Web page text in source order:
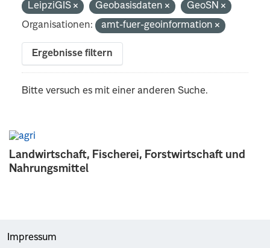
Landwirtschaft, Fischerei, Forstwirtschaft und
Nahrungsmittel
LeipziGIS
Geobasisdaten
GeoSN
Organisationen:
amt-fuer-geoinformation
Ergebnisse filtern
Bitte versuch es mit einer anderen Suche.
Impressum